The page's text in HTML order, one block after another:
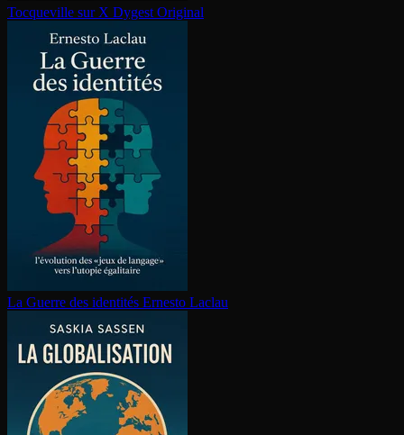
Tocqueville sur X Dygest Original
La Guerre des identités Ernesto Laclau